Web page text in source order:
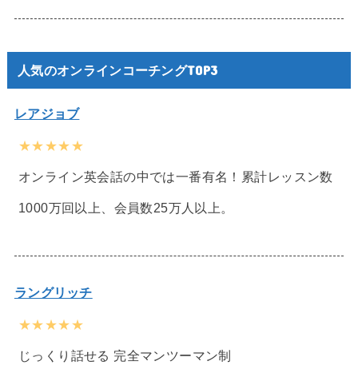
人気のオンラインコーチングTOP3
レアジョブ
★★★★★
オンライン英会話の中では一番有名！累計レッスン数
1000万回以上、会員数25万人以上。
ラングリッチ
★★★★★
じっくり話せる 完全マンツーマン制